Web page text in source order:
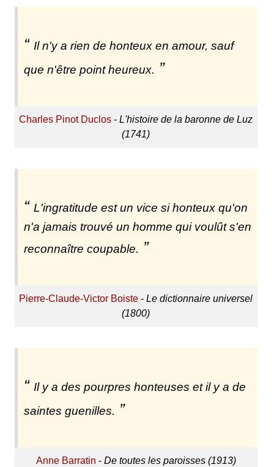
Il n'y a rien de honteux en amour, sauf
que n'être point heureux.
Charles Pinot Duclos -L'histoire de la baronne de Luz
(1741)
L'ingratitude est un vice si honteux qu'on
n'a jamais trouvé un homme qui voulût s'en
reconnaître coupable.
Pierre-Claude-Victor Boiste -Le dictionnaire universel
(1800)
Il y a des pourpres honteuses et il y a de
saintes guenilles.
Anne Barratin - De toutes les paroisses (1913)